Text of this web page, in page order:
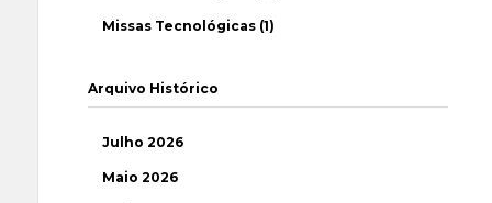
Missas Tecnológicas (1)
Arquivo Histórico
Julho 2026
Maio 2026